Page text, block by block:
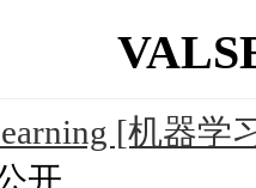
[机器学
开